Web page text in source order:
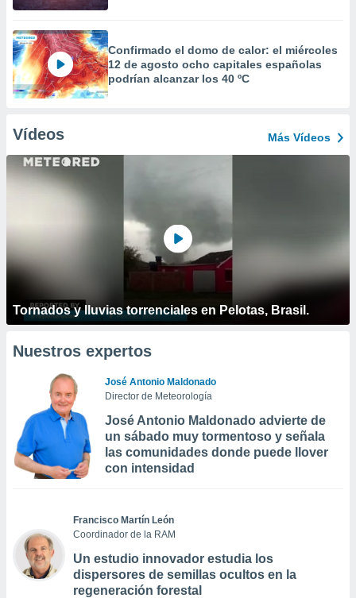
Confirmado el domo de calor: el miércoles
12 de agosto ocho capitales españolas
podrían alcanzar los 40 ºC
Vídeos Más Vídeos
Tornados y lluvias torrenciales en Pelotas, Brasil.
Nuestros expertos
José Antonio Maldonado
Director de Meteorología
José Antonio Maldonado advierte de
un sábado muy tormentoso y señala
las comunidades donde puede llover
con intensidad
Francisco Martín León
Coordinador de la RAM
Un estudio innovador estudia los
dispersores de semillas ocultos en la
regeneración forestal